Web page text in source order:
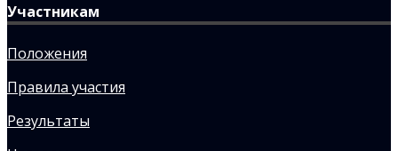
Участникам
Положения
Правила участия
Результаты